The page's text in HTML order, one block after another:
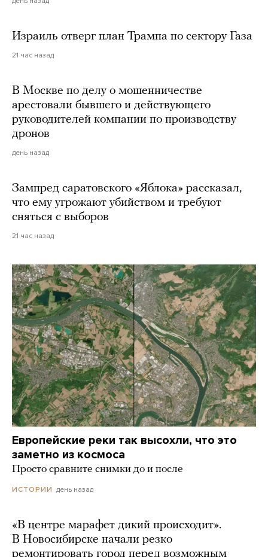
Израиль отверг план Трампа по сектору Газа
21 час назад
В Москве по делу о мошенничестве
арестовали бывшего и действующего
руководителей компании по производству
дронов
день назад
Зампред саратовского «Яблока» рассказал,
что ему угрожают убийством и требуют
сняться с выборов
21 час назад
Европейские реки так высохли, что это
заметно из космоса
Просто сравните снимки до и после
ИСТОРИИ день назад
«В центре марафет дикий происходит».
В Новосибирске начали резко
ремонтировать город перед возможным